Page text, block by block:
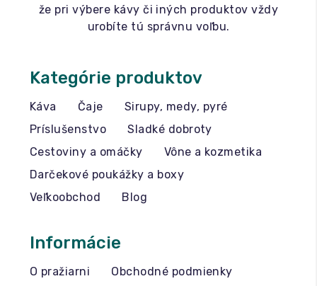
že pri výbere kávy či iných produktov vždy
urobíte tú správnu voľbu.
Kategórie produktov
Káva Čaje
Sirupy, medy, pyré
Príslušenstvo
Sladké dobroty
Cestoviny a omáčky
Vône a kozmetika
Darčekové poukážky a boxy
Veľkoobchod
Blog
Informácie
O pražiarni
Obchodné podmienky